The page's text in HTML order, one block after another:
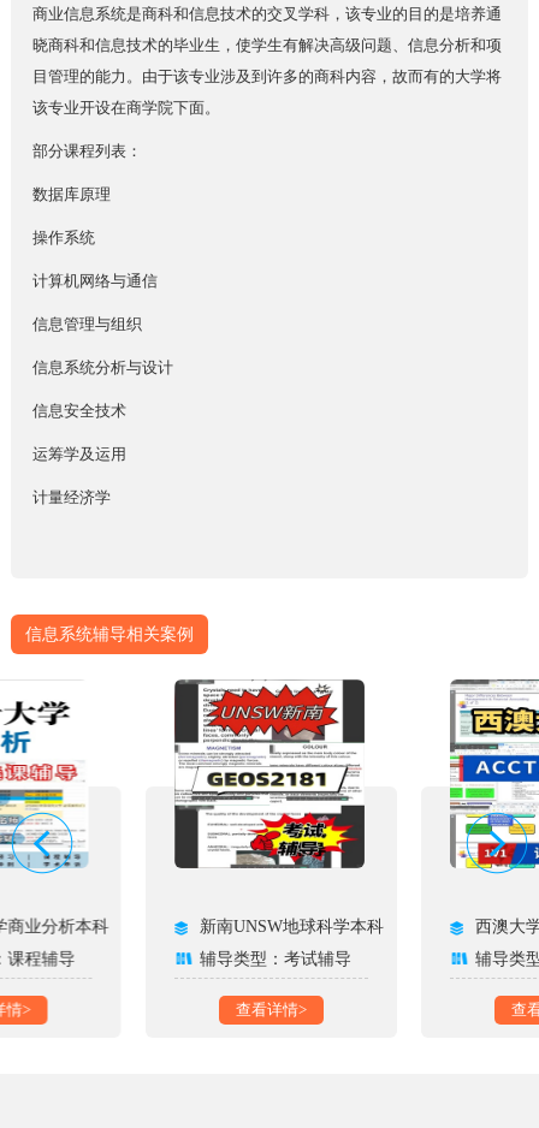
商业信息系统是商科和信息技术的交叉学科，该专业的目的是培养通
晓商科和信息技术的毕业生，使学生有解决高级问题、信息分析和项
目管理的能力。由于该专业涉及到许多的商科内容，故而有的大学将
该专业开设在商学院下面。
部分课程列表：
数据库原理
操作系统
计算机网络与通信
信息管理与组织
信息系统分析与设计
信息安全技术
运筹学及运用
计量经济学
信息系统辅导相关案例
商业分析本科
课程辅导
情>
新南UNSW地球科学本科
辅导类型：考试辅导
查看详情>
西澳大
辅导类
查